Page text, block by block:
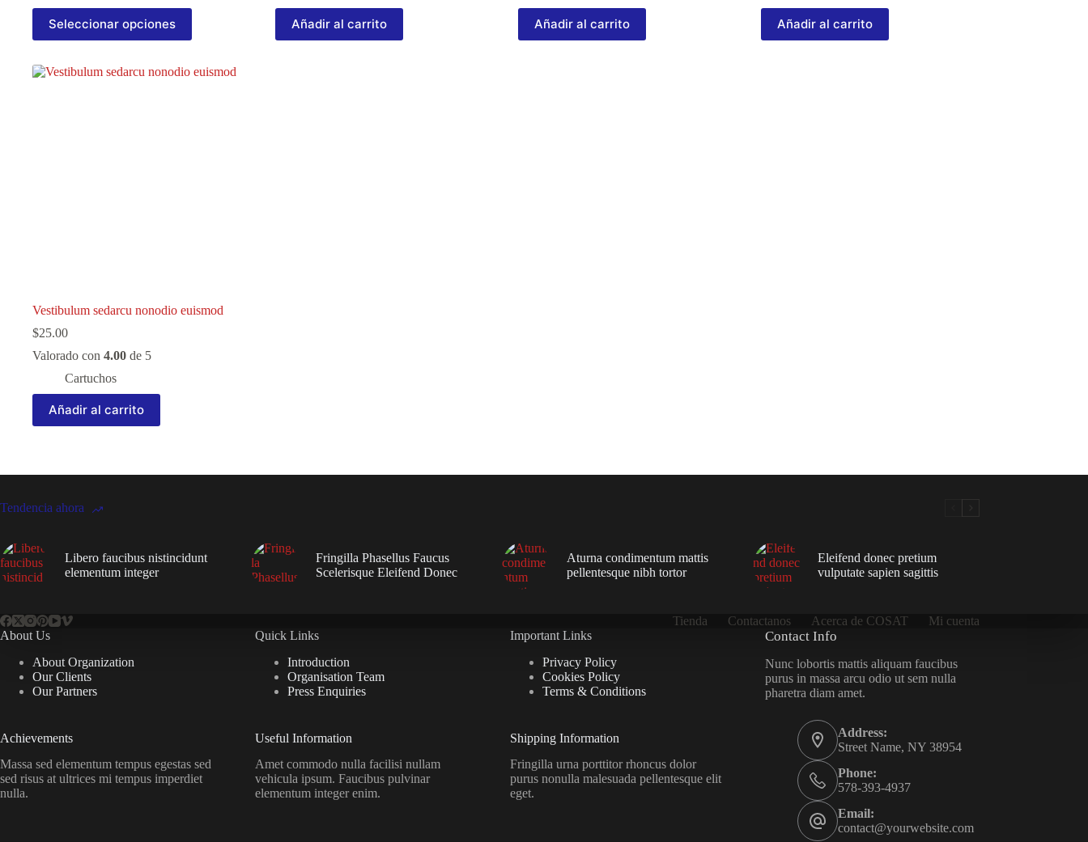
hasta
$40.00
Seleccionar opciones
Este
producto
tiene
variantes.
Añadir al carrito Añadir al carrito Añadir al carrito
Vestibulum sedarcu nonodio euismod
$25.00
Valorado con 4.00 de 5
Cartuchos
Añadir al carrito
Tendencia ahora
Libero faucibus nistincidunt
elementum integer
Fringilla Phasellus Faucus
Scelerisque Eleifend Donec
Aturna condimentum mattis
pellentesque nibh tortor
Eleifend donec pretium
vulputate sapien sagittis
Tienda Contactanos Acerca de COSAT
Mi cuenta
About Us
About Organization
Our Clients
Our Partners
Achievements
Massa sed elementum tempus egestas sed
sed risus at ultrices mi tempus imperdiet
nulla.
Quick Links
Introduction
Organisation Team
Press Enquiries
Useful Information
Amet commodo nulla facilisi nullam
vehicula ipsum. Faucibus pulvinar
elementum integer enim.
Important Links
Privacy Policy
Cookies Policy
Terms & Conditions
Shipping Information
Fringilla urna porttitor rhoncus dolor
purus nonulla malesuada pellentesque elit
eget.
Contact Info
Nunc lobortis mattis aliquam faucibus
purus in massa arcu odio ut sem nulla
pharetra diam amet.
Address:
Street Name, NY 38954
Phone:
578-393-4937
Email:
contact@yourwebsite.com